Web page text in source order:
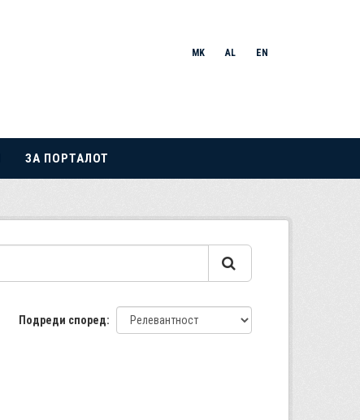
MK AL EN
ЗА ПОРТАЛОТ
Подреди според